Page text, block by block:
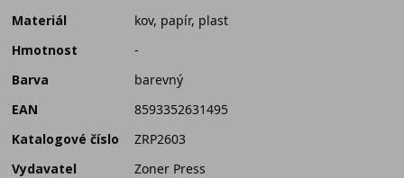
Materiál
kov, papír, plast
Hmotnost
-
Barva
barevný
EAN
8593352631495
Katalogové číslo
ZRP2603
Vydavatel
Zoner Press